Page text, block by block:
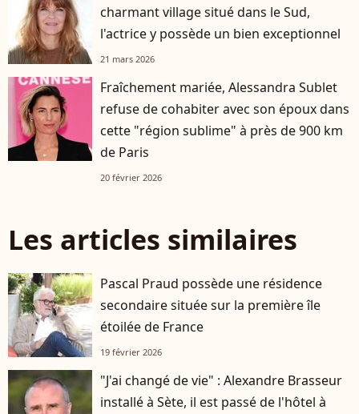
charmant village situé dans le Sud,
l'actrice y possède un bien exceptionnel
21 mars 2026
Fraîchement mariée, Alessandra Sublet
refuse de cohabiter avec son époux dans
cette "région sublime" à près de 900 km
de Paris
20 février 2026
Les articles similaires
Pascal Praud possède une résidence
secondaire située sur la première île
étoilée de France
19 février 2026
"J'ai changé de vie" : Alexandre Brasseur
installé à Sète, il est passé de l'hôtel à